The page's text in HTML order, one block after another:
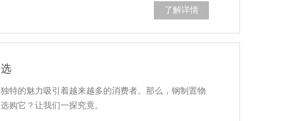
了解详情
特的魅力吸引着越来越多的消费者。那么，钢制置物
购它？让我们一探究竟。